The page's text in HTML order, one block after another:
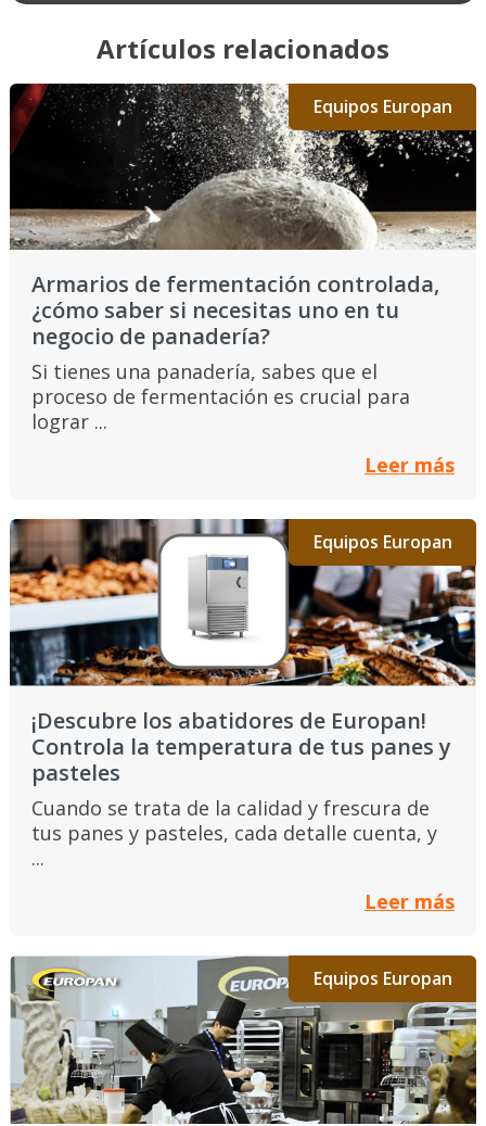
Artículos relacionados
Equipos Europan
Armarios de fermentación controlada,
¿cómo saber si necesitas uno en tu
negocio de panadería?
Si tienes una panadería, sabes que el
proceso de fermentación es crucial para
lograr ...
Leer más
Equipos Europan
¡Descubre los abatidores de Europan!
Controla la temperatura de tus panes y
pasteles
Cuando se trata de la calidad y frescura de
tus panes y pasteles, cada detalle cuenta, y
...
Leer más
Equipos Europan